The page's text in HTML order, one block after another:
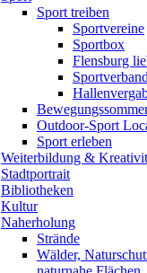
Sport treiben
Sportvereine
Sportbox
Flensburg
Outdoor-Sport
Sport erleben
Weiterbildung &
Stadtportrait
Bibliotheken
Kultur
Naherholung
Strände
Wälder,